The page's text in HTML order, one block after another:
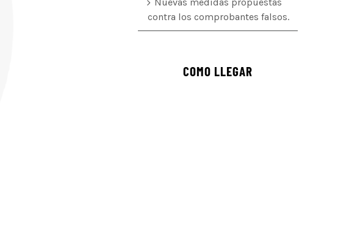
contra los comprobantes falsos.
COMO LLEGAR